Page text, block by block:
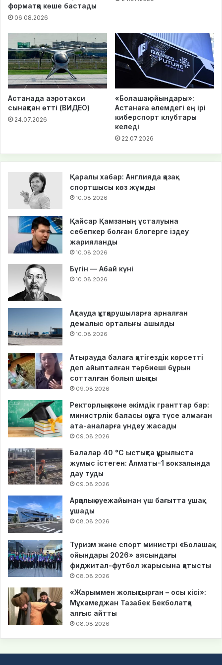
форматқа көше бастады
06.08.2026
Астанада аэротакси
сынақтан өтті (ВИДЕО)
24.07.2026
«Болашақ ойындары»:
Астанаға әлемдегі ең ірі
киберспорт клубтары
келеді
22.07.2026
Қаралы хабар: Англияда қазақ
спортшысы көз жұмды
10.08.2026
Қайсар Қамзаның ұсталуына
себепкер болған блогерге іздеу
жарияланды
10.08.2026
Бүгін — Абай күні
10.08.2026
Ақтауда құтқарушыларға арналған
демалыс орталығы ашылды
10.08.2026
Атырауда балаға қатігездік көрсетті
деп айыпталған тәрбиеші бұрын
сотталған болып шықты
09.08.2026
Ректорлық және әкімдік гранттар бар:
министрлік баласы оқуға түсе алмаған
ата-аналарға үндеу жасады
09.08.2026
Балалар 40 °C ыстықта құрылыста
жұмыс істеген: Алматы-1 вокзалында
дау туды
09.08.2026
Арқалық әуежайынан үш бағытта ұшақ
ұшады
08.08.2026
Туризм және спорт министрі «Болашақ
ойындары 2026» аясындағы
фиджитал-футбол жарысына қатысты
08.08.2026
«Жарыммен жолықтырған – осы кісі»:
Мұхамеджан Тазабек Бекболатқа
алғыс айтты
08.08.2026